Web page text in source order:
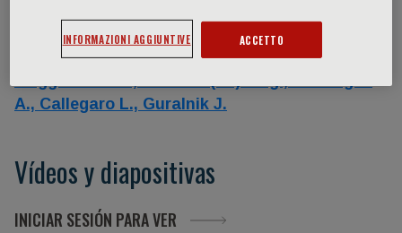
Oradores
A., Callegaro L., Guralnik J.
Vídeos y diapositivas
INICIAR SESIÓN PARA VER
INFORMAZIONI AGGIUNTIVE ACCETTO